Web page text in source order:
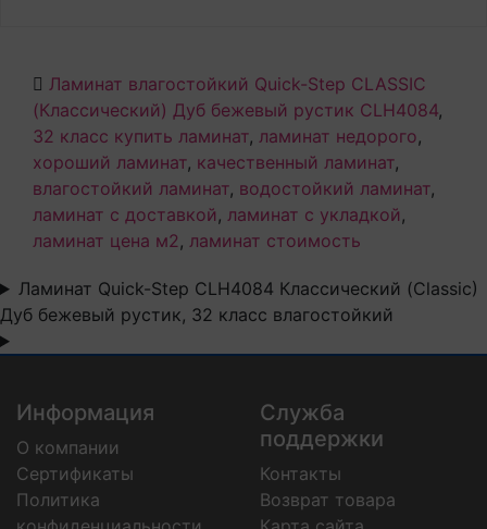
Ламинат влагостойкий Quick-Step CLASSIC
(Классический) Дуб бежевый рустик CLH4084,
32 класс купить ламинат, ламинат недорого,
хороший ламинат, качественный ламинат,
влагостойкий ламинат, водостойкий ламинат,
ламинат с доставкой, ламинат с укладкой,
ламинат цена м2, ламинат стоимость
Ламинат Quick-Step CLH4084 Классический (Classic)
Дуб бежевый рустик, 32 класс влагостойкий
Информация
О компании
Сертификаты
Политика
Служба
поддержки
Контакты
Возврат товара